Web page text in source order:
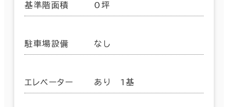
基準階面積 0坪
駐車場設備 なし
エレベーター あり 1基